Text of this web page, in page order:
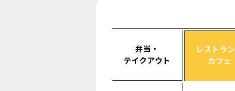
弁当・
テイクアウト
レストラン
カフェ